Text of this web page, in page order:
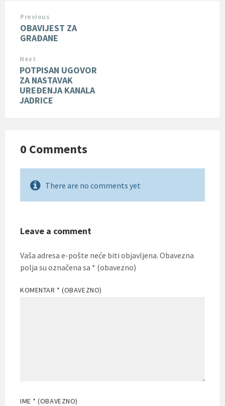
Previous
OBAVIJEST ZA
GRAĐANE
Next
POTPISAN UGOVOR
ZA NASTAVAK
UREĐENJA KANALA
JADRICE
0 Comments
There are no comments yet
Leave a comment
Vaša adresa e-pošte neće biti objavljena. Obavezna
polja su označena sa * (obavezno)
KOMENTAR * (OBAVEZNO)
IME * (OBAVEZNO)